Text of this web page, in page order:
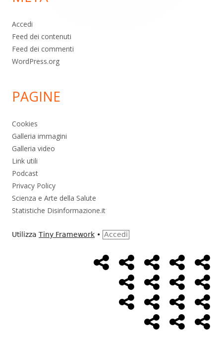
Accedi
Feed dei contenuti
Feed dei commenti
WordPress.org
PAGINE
Cookies
Galleria immagini
Galleria video
Link utili
Podcast
Privacy Policy
Scienza e Arte della Salute
Statistiche Disinformazione.it
Utilizza Tiny Framework • Accedi
MenùHome
Page
Alimentazione
AmbienteBambini
Cancro ControlloEconomia
FarmaciMassoneriaNWO
Salute Storia